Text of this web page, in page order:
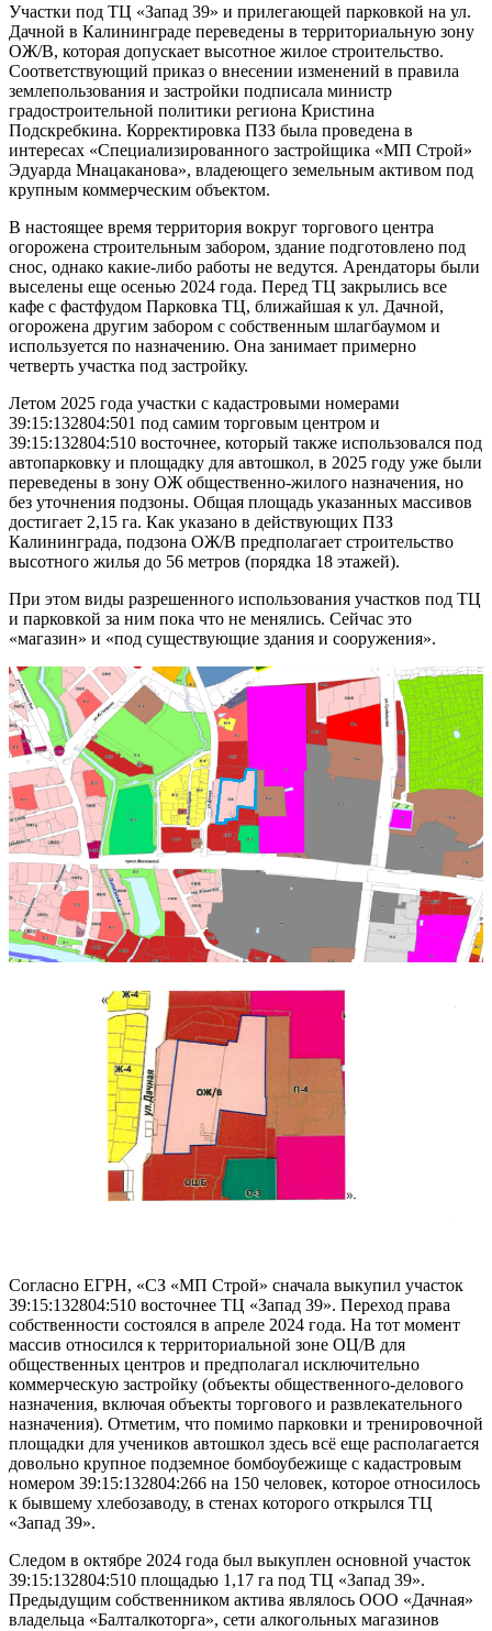
Участки под ТЦ «Запад 39» и прилегающей парковкой на ул.
Дачной в Калининграде переведены в территориальную зону
ОЖ/В, которая допускает высотное жилое строительство.
Соответствующий приказ о внесении изменений в правила
землепользования и застройки подписала министр
градостроительной политики региона Кристина
Подскребкина. Корректировка ПЗЗ была проведена в
интересах «Специализированного застройщика «МП Строй»
Эдуарда Мнацаканова», владеющего земельным активом под
крупным коммерческим объектом.
В настоящее время территория вокруг торгового центра
огорожена строительным забором, здание подготовлено под
снос, однако какие-либо работы не ведутся. Арендаторы были
выселены еще осенью 2024 года. Перед ТЦ закрылись все
кафе с фастфудом Парковка ТЦ, ближайшая к ул. Дачной,
огорожена другим забором с собственным шлагбаумом и
используется по назначению. Она занимает примерно
четверть участка под застройку.
Летом 2025 года участки с кадастровыми номерами
39:15:132804:501 под самим торговым центром и
39:15:132804:510 восточнее, который также использовался под
автопарковку и площадку для автошкол, в 2025 году уже были
переведены в зону ОЖ общественно-жилого назначения, но
без уточнения подзоны. Общая площадь указанных массивов
достигает 2,15 га. Как указано в действующих ПЗЗ
Калининграда, подзона ОЖ/В предполагает строительство
высотного жилья до 56 метров (порядка 18 этажей).
При этом виды разрешенного использования участков под ТЦ
и парковкой за ним пока что не менялись. Сейчас это
«магазин» и «под существующие здания и сооружения».
Согласно ЕГРН, «СЗ «МП Строй» сначала выкупил участок
39:15:132804:510 восточнее ТЦ «Запад 39». Переход права
собственности состоялся в апреле 2024 года. На тот момент
массив относился к территориальной зоне ОЦ/В для
общественных центров и предполагал исключительно
коммерческую застройку (объекты общественного-делового
назначения, включая объекты торгового и развлекательного
назначения). Отметим, что помимо парковки и тренировочной
площадки для учеников автошкол здесь всё еще располагается
довольно крупное подземное бомбоубежище с кадастровым
номером 39:15:132804:266 на 150 человек, которое относилось
к бывшему хлебозаводу, в стенах которого открылся ТЦ
«Запад 39».
Следом в октябре 2024 года был выкуплен основной участок
39:15:132804:510 площадью 1,17 га под ТЦ «Запад 39».
Предыдущим собственником актива являлось ООО «Дачная»
владельца «Балталкоторга», сети алкогольных магазинов